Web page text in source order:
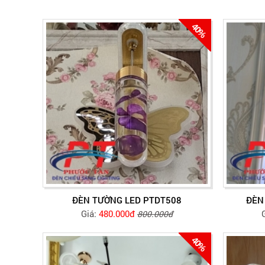
40%
ĐÈN TƯỜNG LED PTDT508
Giá: 480.000đ 800.000đ
40%